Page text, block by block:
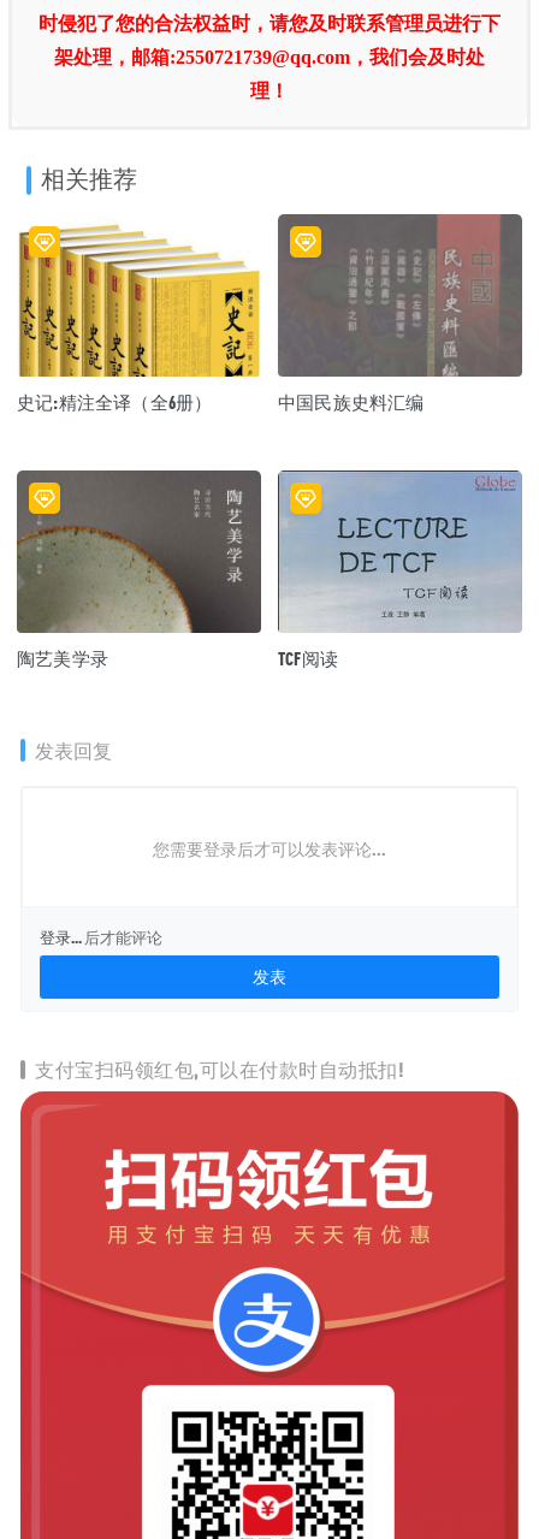
时侵犯了您的合法权益时，请您及时联系管理员进行下
架处理，邮箱:2550721739@qq.com，我们会及时处
理！
相关推荐
史记:精注全译（全6册） 中国民族史料汇编
陶艺美学录 TCF阅读
发表回复
您需要登录后才可以发表评论...
登录...后才能评论
支付宝扫码领红包,可以在付款时自动抵扣!